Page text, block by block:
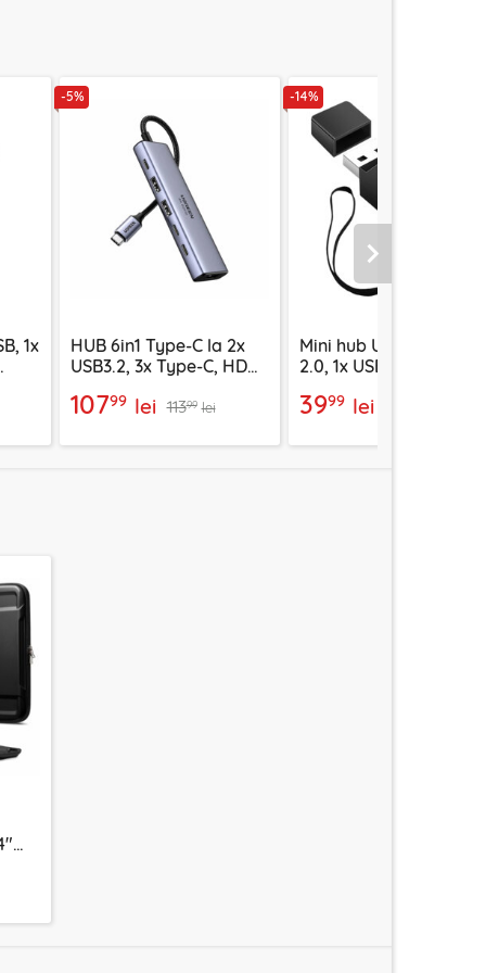
1x
-5%
HUB 6in1 Type-C la 2x
USB3.2, 3x Type-C, HDMI
10799 lei 11399 lei
-14%
Mini hub USB la 2x USB
2.0, 1x USB 3.0 Techsuit
3999 lei